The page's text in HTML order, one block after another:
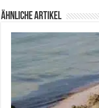
Ähnliche Artikel